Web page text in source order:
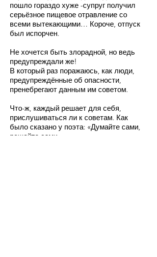
пошло гораздо хуже -супруг получил
серьёзное пищевое отравление со
всеми вытекающими… Короче, отпуск
был испорчен.
Не хочется быть злорадной, но ведь
предупреждали же!
В который раз поражаюсь, как люди,
предупреждённые об опасности,
пренебрегают данным им советом.
Что-ж, каждый решает для себя,
прислушиваться ли к советам. Как
было сказано у поэта: «Думайте сами,
решайте сами».